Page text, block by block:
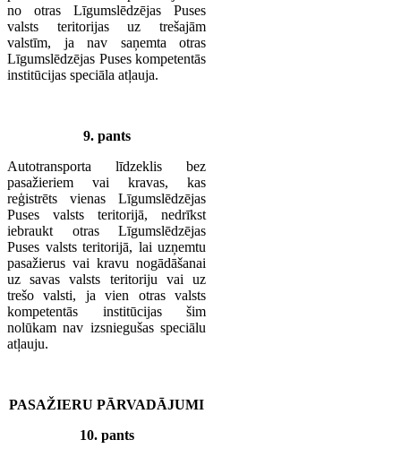
no otras Līgumslēdzējas Puses
valsts teritorijas uz trešajām
valstīm, ja nav saņemta otras
Līgumslēdzējas Puses kompetentās
institūcijas speciāla atļauja.
9. pants
Autotransporta līdzeklis bez
pasažieriem vai kravas, kas
reģistrēts vienas Līgumslēdzējas
Puses valsts teritorijā, nedrīkst
iebraukt otras Līgumslēdzējas
Puses valsts teritorijā, lai uzņemtu
pasažierus vai kravu nogādāšanai
uz savas valsts teritoriju vai uz
trešo valsti, ja vien otras valsts
kompetentās institūcijas šim
nolūkam nav izsniegušas speciālu
atļauju.
PASAŽIERU PĀRVADĀJUMI
10. pants